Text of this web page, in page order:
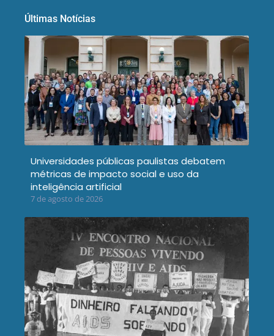
Últimas Notícias
Universidades públicas paulistas debatem
métricas de impacto social e uso da
inteligência artificial
7 de agosto de 2026